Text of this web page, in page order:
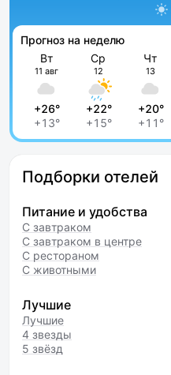
Прогноз на неделю
Вт
11 авг
+26°
+13°
Ср
12
+22°
+15°
Чт
13
+20°
+11°
Подборки отелей
Питание и удобства
С завтраком
С завтраком в центре
С рестораном
С животными
Лучшие
Лучшие
4 звезды
5 звёзд